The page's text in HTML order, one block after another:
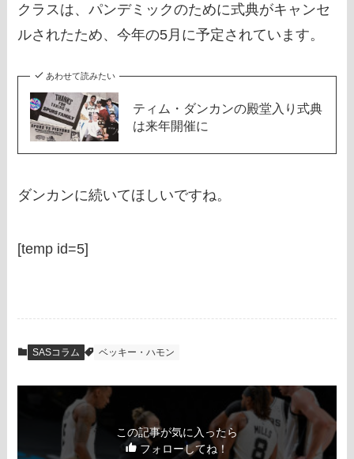
クラスは、パンデミックのために式典がキャンセ
ルされたため、今年の5月に予定されています。
あわせて読みたい
ティム・ダンカンの殿堂入り式典
は来年開催に
ダンカンに続いてほしいですね。
[temp id=5]
SASコラム ベッキー・ハモン
この記事が気に入ったら
フォローしてね！